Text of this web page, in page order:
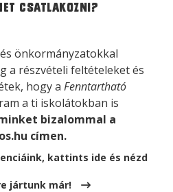
csatlakozni?
önkormányzatokkal
a részvételi feltételeket és
hogy a Fenntartható
a ti iskolátokban is
bizalommal a
címen.
kattints ide és nézd
jártunk már!